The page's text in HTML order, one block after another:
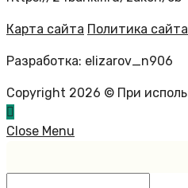
Карта сайта Политика сайта
Разработка: elizarov_n906
Copyright 2026 © При
Close Menu